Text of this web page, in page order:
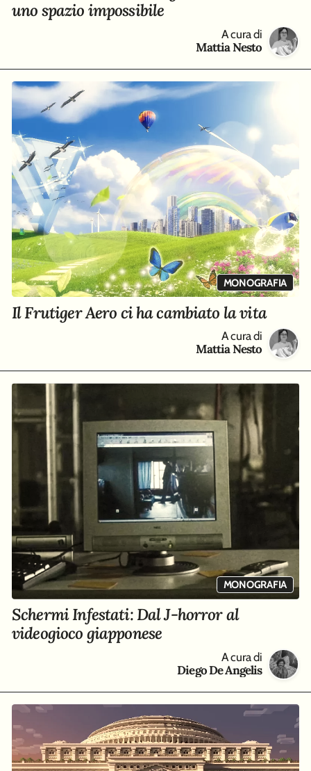
uno spazio impossibile
A cura di
Mattia Nesto
MONOGRAFIA
Il Frutiger Aero ci ha cambiato la vita
A cura di
Mattia Nesto
MONOGRAFIA
Schermi Infestati: Dal J-horror al
videogioco giapponese
A cura di
Diego De Angelis